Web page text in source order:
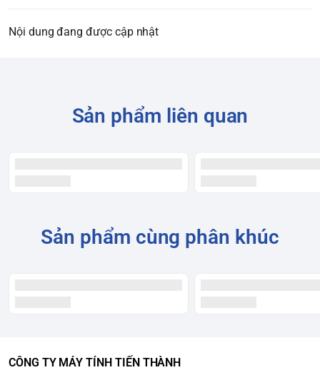
Nội dung đang được cập nhật
Sản phẩm liên quan
Sản phẩm cùng phân khúc
CÔNG TY MÁY TÍNH TIẾN THÀNH